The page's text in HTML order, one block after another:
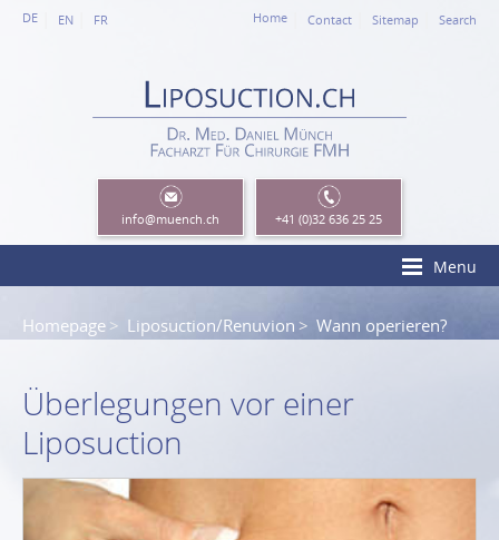
DE EN FR Home Contact Sitemap Search
Menu
Homepage Liposuction/Renuvion Wann operieren?
Überlegungen vor einer
Liposuction
info@muench.ch +41 (0)32 636 25 25